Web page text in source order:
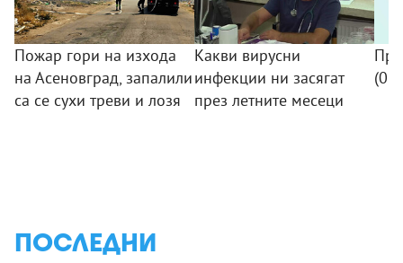
Пожар гори на изхода
на Асеновград, запалили
са се сухи треви и лозя
Какви вирусни
инфекции ни засягат
през летните месеци
ПОСЛЕДНИ